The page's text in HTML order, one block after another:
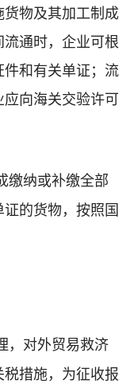
物及其加工制成
通时，企业可根
和有关单证；流
向海关交验许可
缴纳或补缴全部
的货物，按照国
，对外贸易救济
措施，为征收报